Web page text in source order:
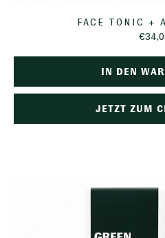
FACE TONIC +
IN DEN
JETZT ZUM